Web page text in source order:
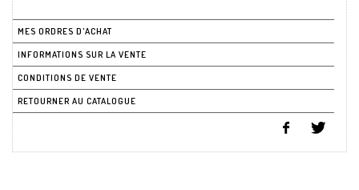
MES ORDRES D'ACHAT
INFORMATIONS SUR LA VENTE
CONDITIONS DE VENTE
RETOURNER AU CATALOGUE